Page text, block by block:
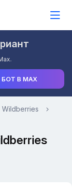
БОТ В MAX
Wildberries